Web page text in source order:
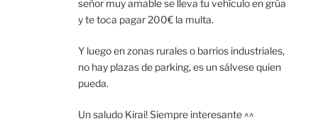
señor muy amable se lleva tu vehículo en grúa
y te toca pagar 200€ la multa.
Y luego en zonas rurales o barrios industriales,
no hay plazas de parking, es un sálvese quien
pueda.
Un saludo Kirai! Siempre interesante ^^